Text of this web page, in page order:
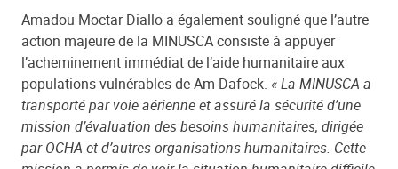
Amadou Moctar Diallo a également souligné que l’autre
action majeure de la MINUSCA consiste à appuyer
l’acheminement immédiat de l’aide humanitaire aux
populations vulnérables de Am-Dafock. « La MINUSCA a
transporté par voie aérienne et assuré la sécurité d’une
mission d’évaluation des besoins humanitaires, dirigée
par OCHA et d’autres organisations humanitaires. Cette